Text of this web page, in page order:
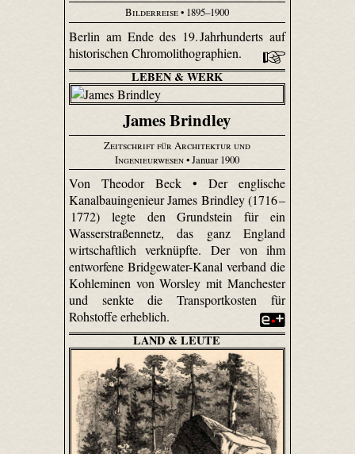
Bilderreise• 1895–1900
Berlin am Ende des 19. Jahrhunderts auf
historischen Chromolithographien.
LEBEN & WERK
James Brindley
Zeitschrift für Architektur und
Ingenieurwesen• Januar 1900
Von Theodor Beck • Der englische
Kanalbauingenieur James Brindley (1716 –
1772) legte den Grundstein für ein
Wasserstraßennetz, das ganz England
wirtschaftlich verknüpfte. Der von ihm
entworfene Bridge­water-Kanal verband die
Kohleminen von Worsley mit Manchester
und senkte die Transportkosten für
Rohstoffe erheblich.
LAND & LEUTE